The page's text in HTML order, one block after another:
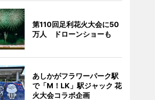
第110回足利花火大会に50
万人 ドローンショーも
あしかがフラワーパーク駅
で「M！LK」駅ジャック 花
火大会コラボ企画